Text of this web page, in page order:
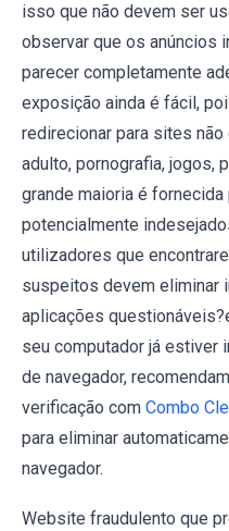
isso que não devem ser
observar que os anúncios
parecer completamente
exposição ainda é fácil,
redirecionar para sites
adulto, pornografia, jogos,
grande maioria é
potencialmente
utilizadores que
suspeitos devem eliminar
aplicações
seu computador já estiver
de navegador,
verificação com Combo
para eliminar
navegador.
Website fraudulento que